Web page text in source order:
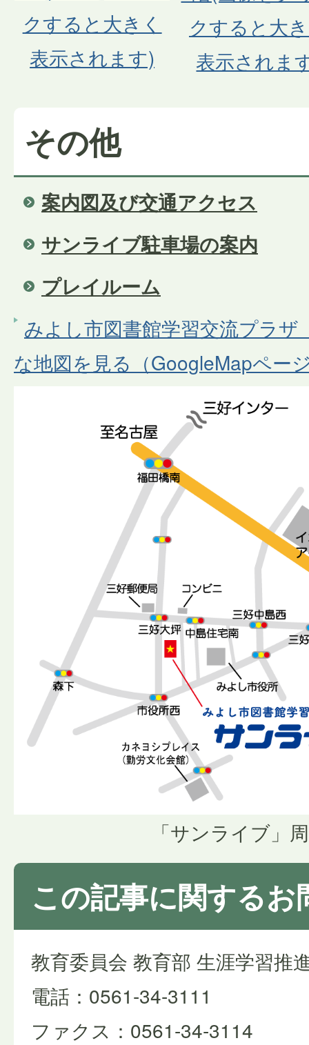
クすると大きく
表示されます)
クすると大
表示されま
その他
案内図及び交通アクセス
サンライブ駐車場の案内
プレイルーム
みよし市図書館学習交流プラ
な地図を見る（GoogleMapペー
「サンライブ」
この記事に関するお
教育委員会 教育部 生涯学習推
電話：0561-34-3111
ファクス：0561-34-3114